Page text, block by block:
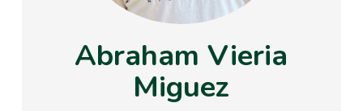
Abraham Vieria
Miguez